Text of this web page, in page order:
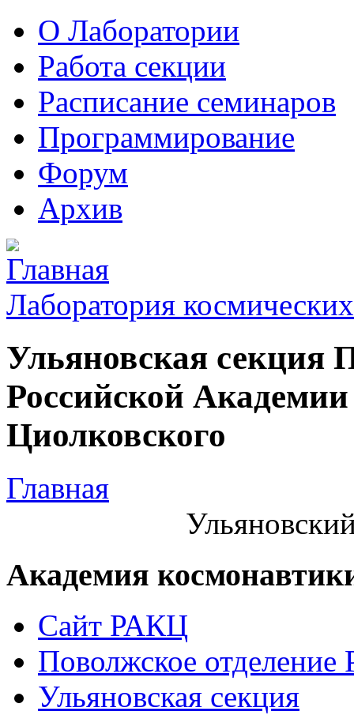
О Лаборатории
Работа секции
Расписание семинаров
Программирование
Форум
Архив
Лаборатория
Ульяновская секция
Российской
Циолковского
Главная
Академия
Сайт РАКЦ
Поволжское
Ульяновская секция